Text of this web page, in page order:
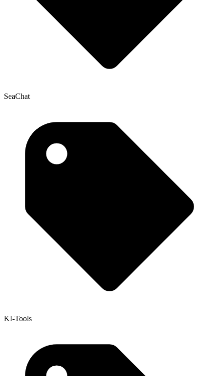
SeaChat
KI-Tools